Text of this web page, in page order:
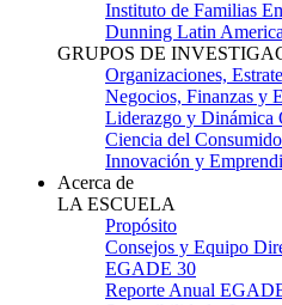
Instituto de Familias
Dunning Latin
GRUPOS DE
Organizaciones,
Negocios, Finanzas y
Liderazgo y Dinámica
Ciencia del
Innovación y
Acerca de
LA ESCUELA
Propósito
Consejos y Equipo
EGADE 30
Reporte Anual